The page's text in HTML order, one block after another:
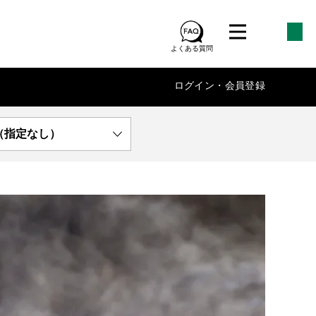
よくある質問
ログイン・会員登録
定なし）